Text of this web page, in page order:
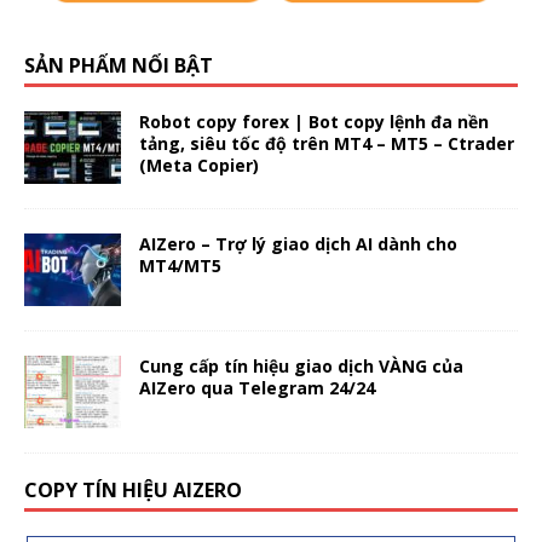
SẢN PHẨM NỔI BẬT
Robot copy forex | Bot copy lệnh đa nền
tảng, siêu tốc độ trên MT4 – MT5 – Ctrader
(Meta Copier)
AIZero – Trợ lý giao dịch AI dành cho
MT4/MT5
Cung cấp tín hiệu giao dịch VÀNG của
AIZero qua Telegram 24/24
COPY TÍN HIỆU AIZERO